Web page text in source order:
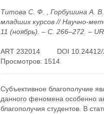
Титова С. Ф. , Горбушина А.
младших курсов // Научно-
11 (ноябрь). – С. 266–272. –
ART 232014 DOI
Просмотров: 1514
Субъективное благополучие
данного феномена особенно
благополучия студентов. В